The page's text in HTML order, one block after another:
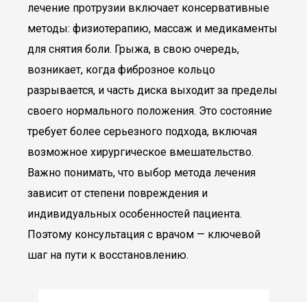
лечение протрузии включает консервативные
методы: физиотерапию, массаж и медикаменты
для снятия боли. Грыжа, в свою очередь,
возникает, когда фиброзное кольцо
разрывается, и часть диска выходит за пределы
своего нормального положения. Это состояние
требует более серьезного подхода, включая
возможное хирургическое вмешательство.
Важно понимать, что выбор метода лечения
зависит от степени повреждения и
индивидуальных особенностей пациента.
Поэтому консультация с врачом — ключевой
шаг на пути к восстановлению.